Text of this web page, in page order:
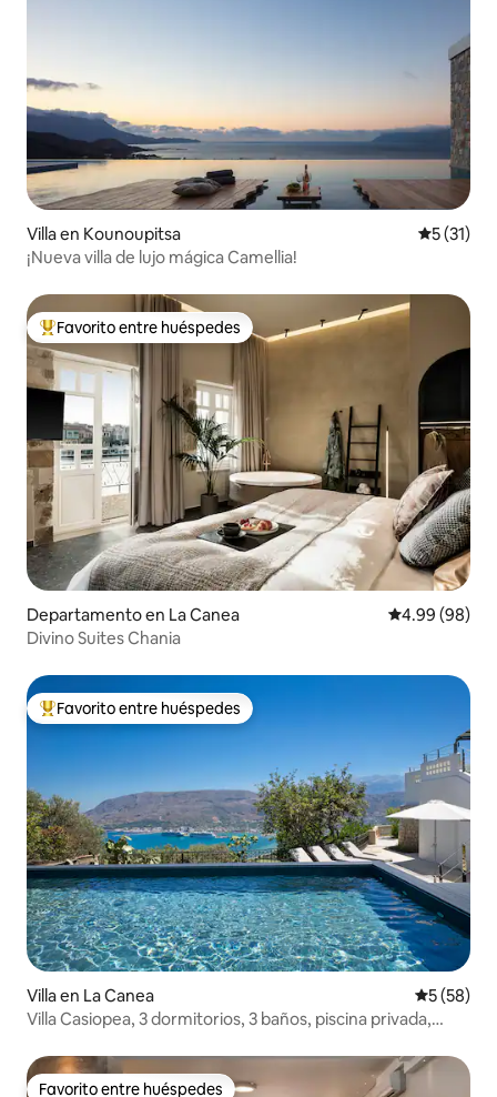
Villa en Kounoupitsa
5 (31)
¡Nueva villa de lujo mágica Camellia!
De los mejores en Favorito entre huéspedes
Favorito entre huéspedes
Departamento en La Canea Calificación
4.99 (98)
Divino Suites Chania
De los mejores en Favorito entre huéspedes
Favorito entre huéspedes
Villa en La Canea
5 (58)
Villa Casiopea, 3 dormitorios, 3 baños, piscina privada,
Favorito entre huéspedes